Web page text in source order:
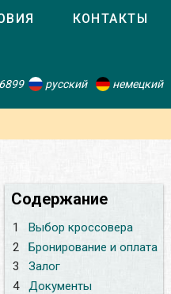
КОНТАКТЫ
русский немецкий
Содержание
1
Выбор кроссовера
2
Бронирование и оплата
3
Залог
4
Документы